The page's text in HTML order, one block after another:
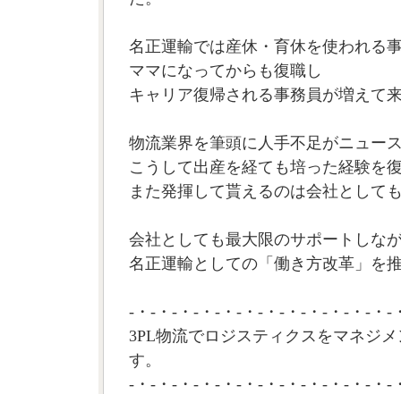
名正運輸では産休・育休を使われる
ママになってからも復職し
キャリア復帰される事務員が増えて
物流業界を筆頭に人手不足がニュー
こうして出産を経ても培った経験を
また発揮して貰えるのは会社として
会社としても最大限のサポートしな
名正運輸としての「働き方改革」を
-・-・-・-・-・-・-・-・-・-・-・-・-
3PL物流でロジスティクスをマネジ
す。
-・-・-・-・-・-・-・-・-・-・-・-・-